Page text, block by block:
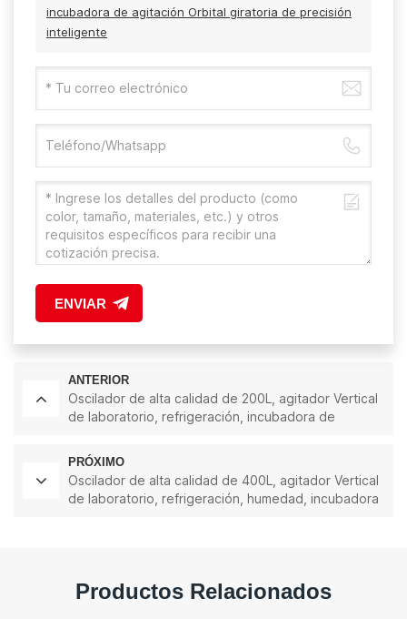
incubadora de agitación Orbital giratoria de precisión
inteligente
ENVIAR
ANTERIOR
Oscilador de alta calidad de 200L, agitador Vertical
de laboratorio, refrigeración, incubadora de
PRÓXIMO
Oscilador de alta calidad de 400L, agitador Vertical
de laboratorio, refrigeración, humedad, incubadora
Productos Relacionados